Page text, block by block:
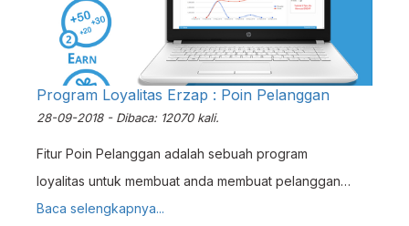
Program Loyalitas Erzap : Poin Pelanggan
28-09-2018 - Dibaca: 12070 kali.
Fitur Poin Pelanggan adalah sebuah program
loyalitas untuk membuat anda membuat pelanggan
anda tetap setia berbelanja di outlet anda. Dengan
Baca selengkapnya...